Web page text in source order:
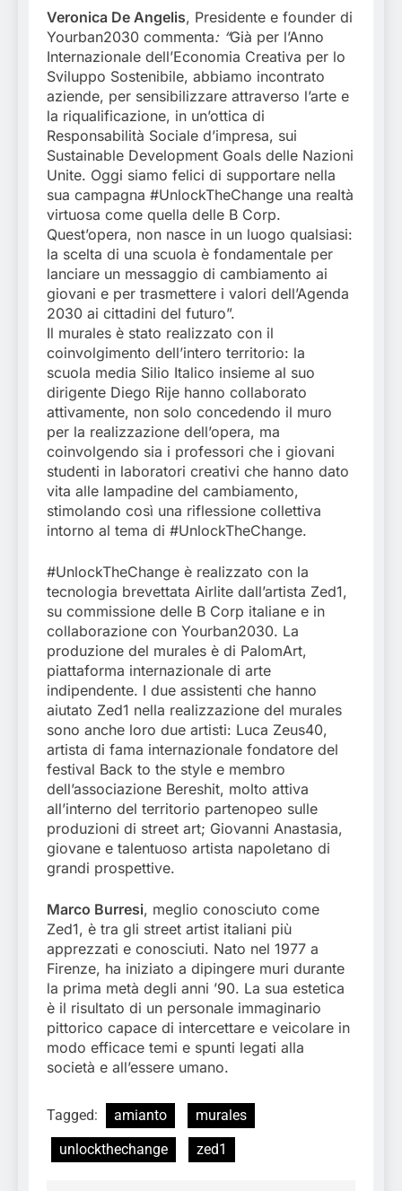
Veronica De Angelis, Presidente e founder di
Yourban2030 commenta: “Già per l’Anno
Internazionale dell’Economia Creativa per lo
Sviluppo Sostenibile, abbiamo incontrato
aziende, per sensibilizzare attraverso l’arte e
la riqualificazione, in un’ottica di
Responsabilità Sociale d’impresa, sui
Sustainable Development Goals delle Nazioni
Unite. Oggi siamo felici di supportare nella
sua campagna #UnlockTheChange una realtà
virtuosa come quella delle B Corp.
Quest’opera, non nasce in un luogo qualsiasi:
la scelta di una scuola è fondamentale per
lanciare un messaggio di cambiamento ai
giovani e per trasmettere i valori dell’Agenda
2030 ai cittadini del futuro”.
Il murales è stato realizzato con il
coinvolgimento dell’intero territorio: la
scuola media Silio Italico insieme al suo
dirigente Diego Rije hanno collaborato
attivamente, non solo concedendo il muro
per la realizzazione dell’opera, ma
coinvolgendo sia i professori che i giovani
studenti in laboratori creativi che hanno dato
vita alle lampadine del cambiamento,
stimolando così una riflessione collettiva
intorno al tema di #UnlockTheChange.
#UnlockTheChange è realizzato con la
tecnologia brevettata Airlite dall’artista Zed1,
su commissione delle B Corp italiane e in
collaborazione con Yourban2030. La
produzione del murales è di PalomArt,
piattaforma internazionale di arte
indipendente. I due assistenti che hanno
aiutato Zed1 nella realizzazione del murales
sono anche loro due artisti: Luca Zeus40,
artista di fama internazionale fondatore del
festival Back to the style e membro
dell’associazione Bereshit, molto attiva
all’interno del territorio partenopeo sulle
produzioni di street art; Giovanni Anastasia,
giovane e talentuoso artista napoletano di
grandi prospettive.
Marco Burresi, meglio conosciuto come
Zed1, è tra gli street artist italiani più
apprezzati e conosciuti. Nato nel 1977 a
Firenze, ha iniziato a dipingere muri durante
la prima metà degli anni ’90. La sua estetica
è il risultato di un personale immaginario
pittorico capace di intercettare e veicolare in
modo efficace temi e spunti legati alla
società e all’essere umano.
Tagged: amianto
murales
unlockthechange
zed1